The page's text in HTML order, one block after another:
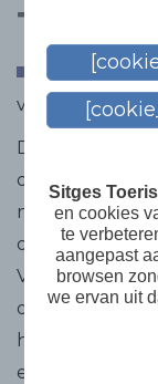
The
van Carlo
Dit stukje
door de
nog geen
die bij de
Verona, de een
de ander om
hem bij haar
elkaar
Sitges
en cookies
te
aangepast
browsen
we ervan uit